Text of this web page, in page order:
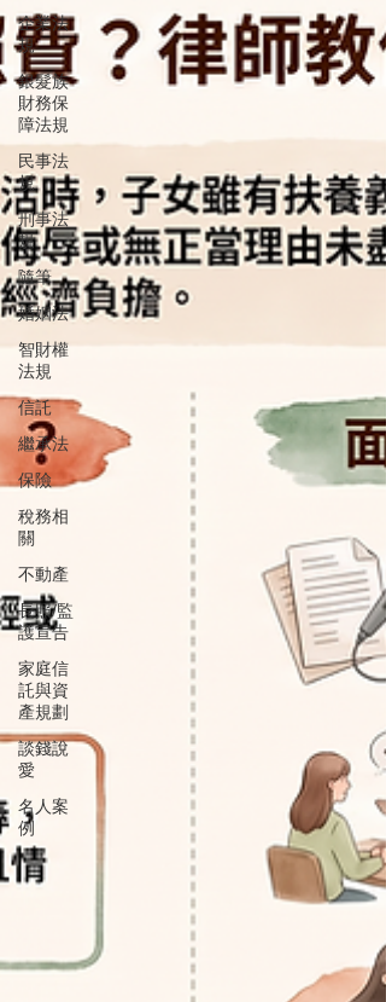
企業法
規
銀髮族
財務保
障法規
民事法
規
刑事法
規
隨筆
婚姻法
智財權
法規
信託
繼承法
保險
稅務相
關
不動產
長照/監
護宣告
家庭信
託與資
產規劃
談錢說
愛
名人案
例